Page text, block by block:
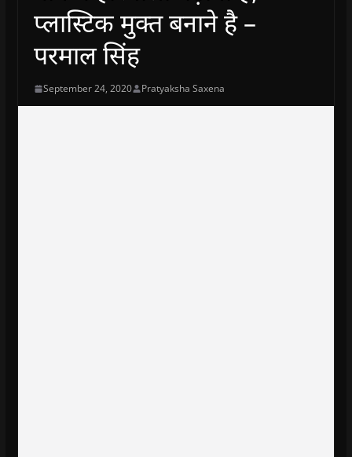
प्लास्टिक मुक्त बनाने है –
परमाल सिंह
September 24, 2020 Pratyaksha Saxena